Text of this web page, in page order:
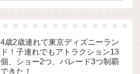
4歳2歳連れて東京ディズニーラン
ド！子連れでもアトラクション13
個、ショー2つ、パレード3つ制覇
できた！